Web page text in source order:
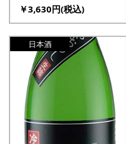
￥3,630円(税込)
日本酒